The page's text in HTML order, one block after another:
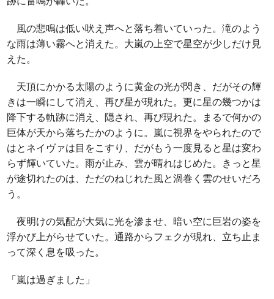
風の悲鳴は低い吠え声へと落ち着いていった。滝のよう
な雨は薄い霧へと消えた。大嵐の上空で星空が少しだけ見
えた。
天頂にかかる太陽のように黄金の光が閃き、だがその輝
きは一瞬にして消え、再び星が現れた。更に星の幾つかは
降下する軌跡に消え、隠され、再び現れた。まるで何かの
巨体が天から落ちたかのように。嵐に視界をやられたので
はとネイヴァは目をこすり、だがもう一度見ると星は変わ
らず輝いていた。雨が止み、雲が晴れはじめた。きっと星
が途切れたのは、ただのねじれた風と渦巻く雲のせいだろ
う。
夜明けの気配が大気に光を滲ませ、暗い空に巨岩の姿を
浮かび上がらせていた。通路からフェクが現れ、立ち止ま
って深く息を吸った。
「嵐は過ぎました」